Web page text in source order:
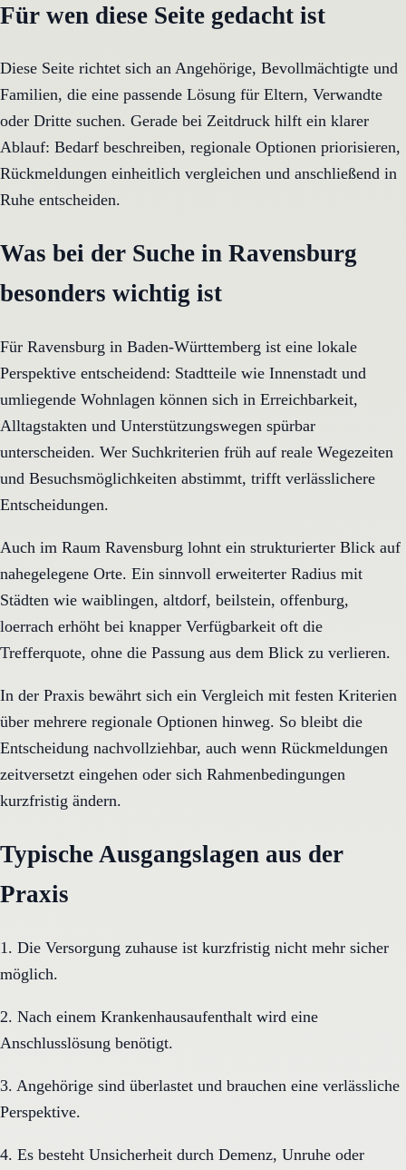
Für wen diese Seite gedacht ist
Diese Seite richtet sich an Angehörige, Bevollmächtigte und
Familien, die eine passende Lösung für Eltern, Verwandte
oder Dritte suchen. Gerade bei Zeitdruck hilft ein klarer
Ablauf: Bedarf beschreiben, regionale Optionen priorisieren,
Rückmeldungen einheitlich vergleichen und anschließend in
Ruhe entscheiden.
Was bei der Suche in Ravensburg
besonders wichtig ist
Für Ravensburg in Baden-Württemberg ist eine lokale
Perspektive entscheidend: Stadtteile wie Innenstadt und
umliegende Wohnlagen können sich in Erreichbarkeit,
Alltagstakten und Unterstützungswegen spürbar
unterscheiden. Wer Suchkriterien früh auf reale Wegezeiten
und Besuchsmöglichkeiten abstimmt, trifft verlässlichere
Entscheidungen.
Auch im Raum Ravensburg lohnt ein strukturierter Blick auf
nahegelegene Orte. Ein sinnvoll erweiterter Radius mit
Städten wie waiblingen, altdorf, beilstein, offenburg,
loerrach erhöht bei knapper Verfügbarkeit oft die
Trefferquote, ohne die Passung aus dem Blick zu verlieren.
In der Praxis bewährt sich ein Vergleich mit festen Kriterien
über mehrere regionale Optionen hinweg. So bleibt die
Entscheidung nachvollziehbar, auch wenn Rückmeldungen
zeitversetzt eingehen oder sich Rahmenbedingungen
kurzfristig ändern.
Typische Ausgangslagen aus der
Praxis
1. Die Versorgung zuhause ist kurzfristig nicht mehr sicher
möglich.
2. Nach einem Krankenhausaufenthalt wird eine
Anschlusslösung benötigt.
3. Angehörige sind überlastet und brauchen eine verlässliche
Perspektive.
4. Es besteht Unsicherheit durch Demenz, Unruhe oder